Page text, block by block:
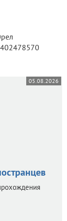
05.08.2026